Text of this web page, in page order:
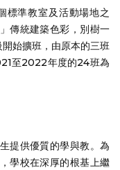
標準教室及活動場地之
傳統建築色彩，別樹一
始擴班，由原本的三班
至2022年度的24班為
提供優質的學與教。為
學校在深厚的根基上繼